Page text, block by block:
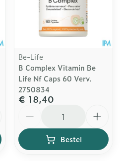
Be-Life
B Complex Vitamin Be
Life Nf Caps 60 Verv.
2750834
€ 18,40
Bestel